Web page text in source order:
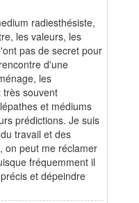
radiesthésiste,
les valeurs, les
pas de secret pour
d'une
les
très souvent
et médiums
prédictions. Je suis
travail et des
on peut me réclamer
fréquemment il
et dépeindre